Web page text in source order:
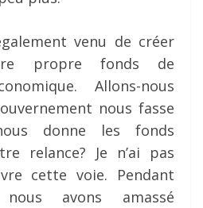
venu de créer
propre fonds de
Allons-nous
nous fasse
donne les fonds
relance? Je n’ai pas
cette voie. Pendant
avons amassé